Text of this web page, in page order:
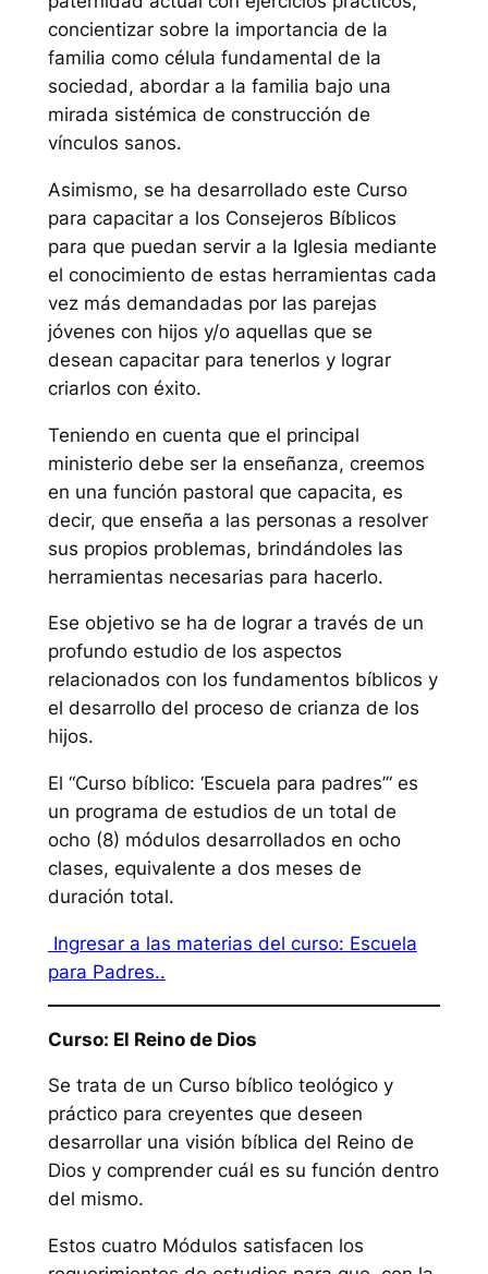
concientizar sobre la importancia de la
familia como célula fundamental de la
sociedad, abordar a la familia bajo una
mirada sistémica de construcción de
vínculos sanos.
Asimismo, se ha desarrollado este Curso
para capacitar a los Consejeros Bíblicos
para que puedan servir a la Iglesia mediante
el conocimiento de estas herramientas cada
vez más demandadas por las parejas
jóvenes con hijos y/o aquellas que se
desean capacitar para tenerlos y lograr
criarlos con éxito.
Teniendo en cuenta que el principal
ministerio debe ser la enseñanza, creemos
en una función pastoral que capacita, es
decir, que enseña a las personas a resolver
sus propios problemas, brindándoles las
herramientas necesarias para hacerlo.
Ese objetivo se ha de lograr a través de un
profundo estudio de los aspectos
relacionados con los fundamentos bíblicos y
el desarrollo del proceso de crianza de los
hijos.
El “Curso bíblico: ‘Escuela para padres’” es
un programa de estudios de un total de
ocho (8) módulos desarrollados en ocho
clases, equivalente a dos meses de
duración total.
Ingresar a las materias del curso: Escuela
para Padres..
Curso: El Reino de Dios
Se trata de un Curso bíblico teológico y
práctico para creyentes que deseen
desarrollar una visión bíblica del Reino de
Dios y comprender cuál es su función dentro
del mismo.
Estos cuatro Módulos satisfacen los